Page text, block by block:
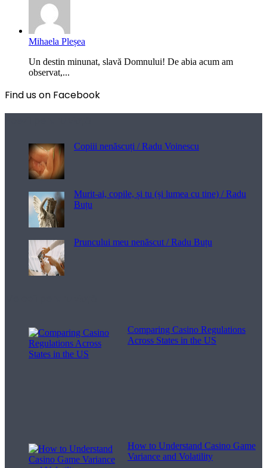
Mihaela Pleșea
Un destin minunat, slavă Domnului! De abia acum am
observat,...
Find us on Facebook
Copiii nenăscuți / Radu Voinescu
Murit-ai, copile, și tu (și lumea cu tine) / Radu
Buțu
Pruncului meu nenăscut / Radu Buțu
Comparing Casino Regulations
Across States in the US
How to Understand Casino Game
Variance and Volatility